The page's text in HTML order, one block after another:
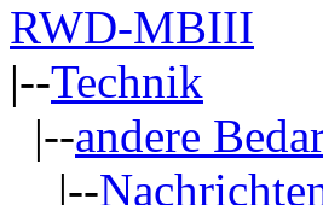
RWD-MBIII
|--Technik
|--andere
|--